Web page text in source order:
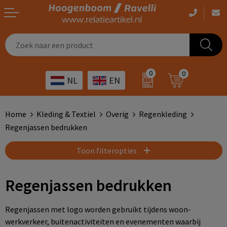
NL EN
0 0
Giveaways
Outdoor
Tassen
Office
Schrijfwaren
Werkkleding
Sportkleding
Outdoor artikelen bedrukken
Giveaways bedrukken
Transport
Horeca
Kunst & cultuur
Kinderopvang
Landbouw
Home Kleding & Textiel Overig
Regenkleding
Regenjassen bedrukken
Toon filteropties
Regenjassen bedrukken
Regenjassen met logo worden gebruikt tijdens woon-
werkverkeer, buitenactiviteiten en evenementen waarbij